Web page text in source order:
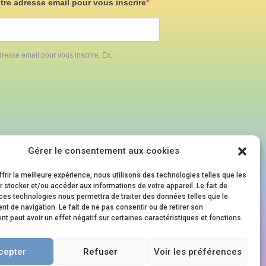
Gérer le consentement aux cookies
la meilleure expérience, nous utilisons des technologies telles que les
stocker et/ou accéder aux informations de votre appareil. Le fait de
technologies nous permettra de traiter des données telles que le
de navigation. Le fait de ne pas consentir ou de retirer son
peut avoir un effet négatif sur certaines caractéristiques et fonctions.
Refuser Voir les préférences
adresse email pour vous inscrire
email pour vous inscrire. Ex. :
Family Pride Festival
Journée en Famille.s